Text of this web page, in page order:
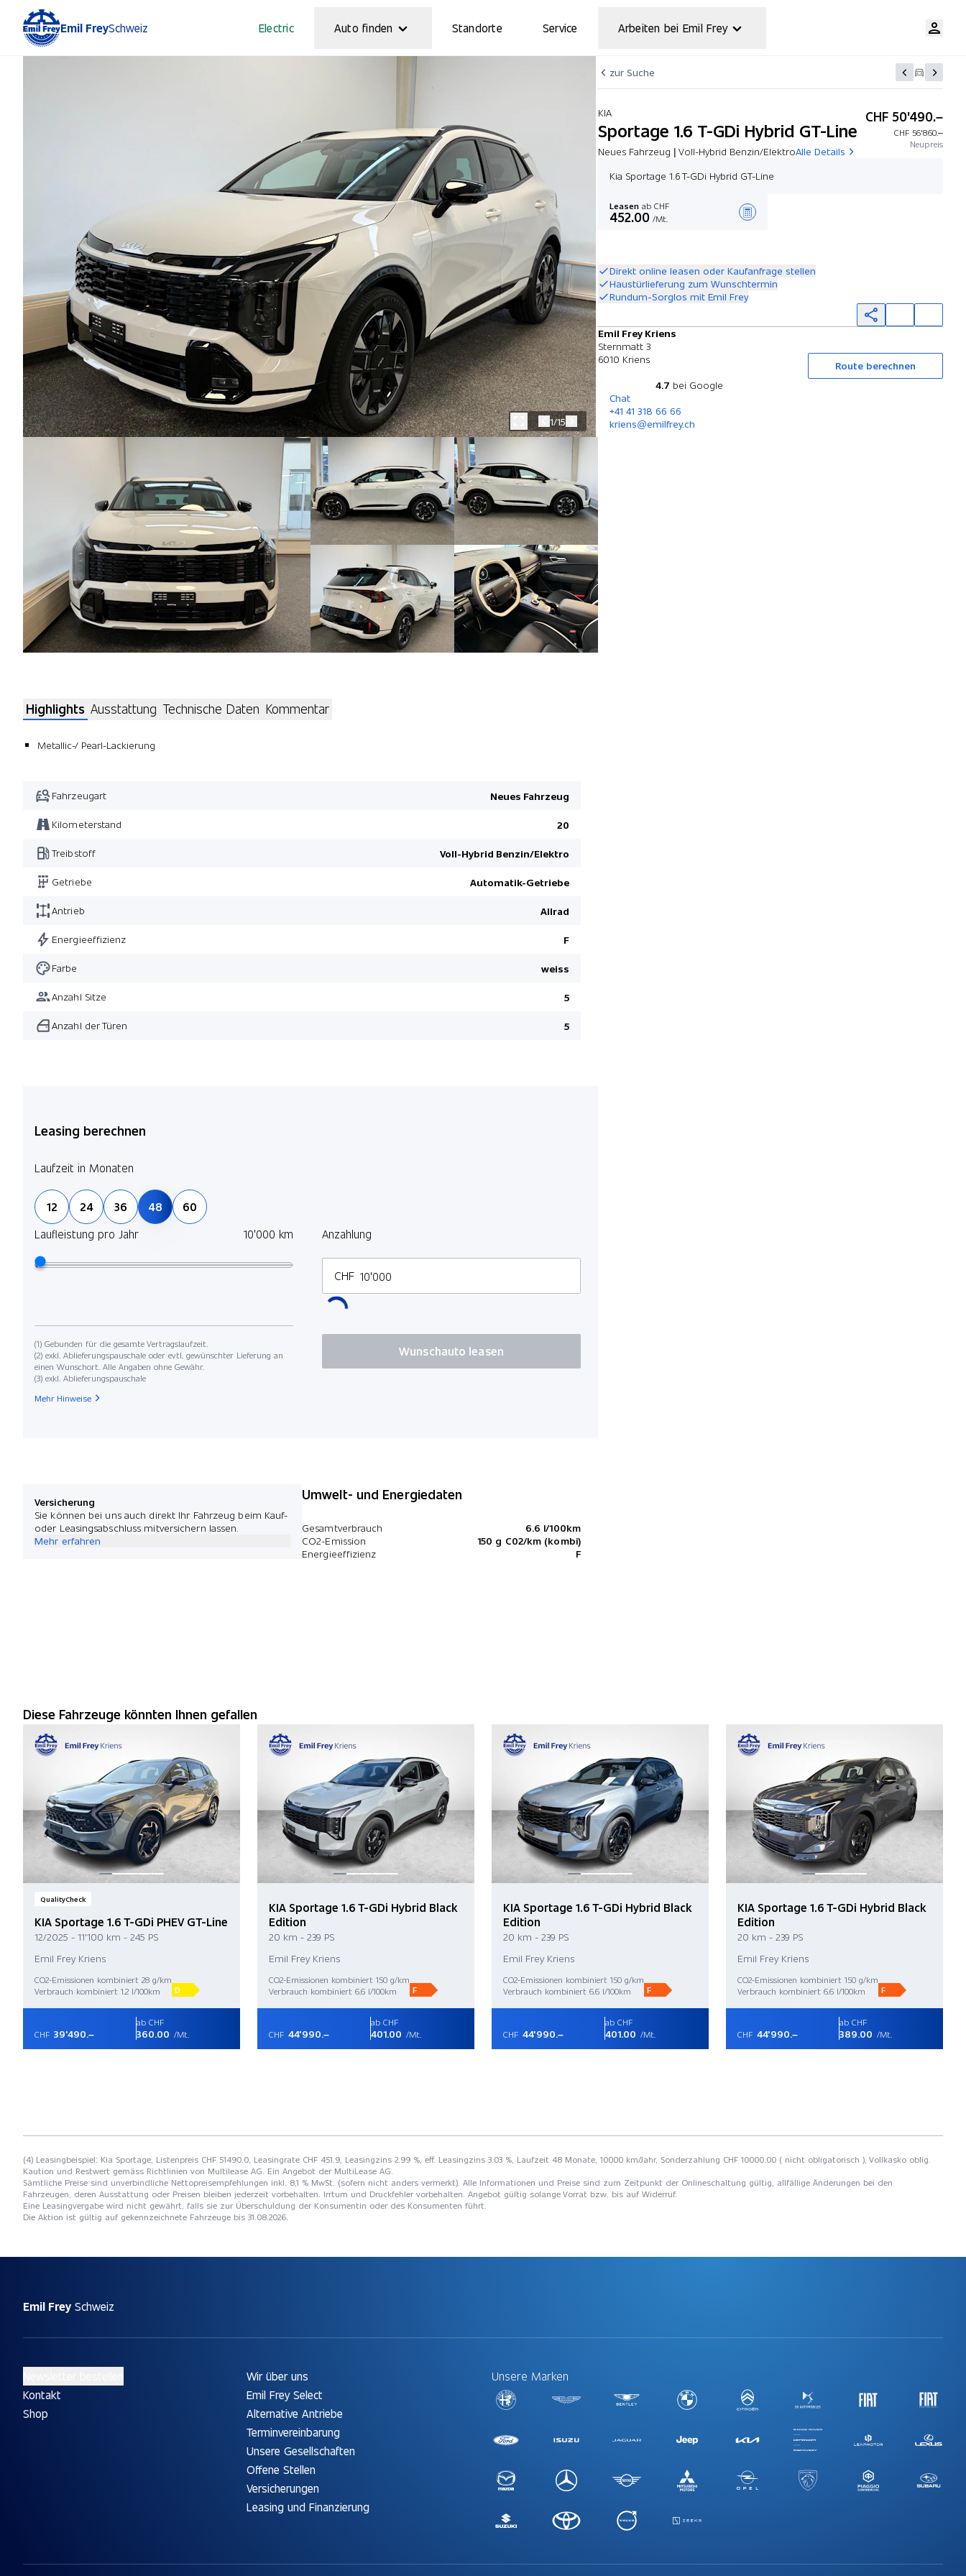
Emil FreySchweiz Electric Auto finden Standorte Service Arbeiten bei Emil Frey
zur Suche
KIA
Sportage 1.6 T-GDi Hybrid GT-Line
Neues Fahrzeug | Voll-Hybrid Benzin/ElektroAlle Details
CHF 50'490.–
CHF 56'860.–
Neupreis
Kia Sportage 1.6 T-GDi Hybrid GT-Line
Leasen ab CHF
452.00 /Mt.
Direkt online leasen oder Kaufanfrage stellen
Haustürlieferung zum Wunschtermin
Rundum-Sorglos mit Emil Frey
Emil Frey Kriens
Sternmatt 3
6010 Kriens
Route berechnen
4.7 bei Google
Chat
+41 41 318 66 66
kriens@emilfrey.ch
1/15
Highlights Ausstattung Technische Daten Kommentar
Metallic-/ Pearl-Lackierung
Fahrzeugart Neues Fahrzeug
Kilometerstand 20
Treibstoff Voll-Hybrid Benzin/Elektro
Getriebe Automatik-Getriebe
Antrieb Allrad
Energieeffizienz F
Farbe weiss
Anzahl Sitze 5
Anzahl der Türen 5
Leasing berechnen
Laufzeit in Monaten
12 24 36 48
60
Laufleistung pro Jahr
10'000 km Anzahlung
CHF
(1) Gebunden für die gesamte Vertragslaufzeit.
(2) exkl. Ablieferungspauschale oder evtl. gewünschter Lieferung an
einen Wunschort. Alle Angaben ohne Gewähr.
(3) exkl. Ablieferungspauschale
Wunschauto leasen
Mehr Hinweise
Versicherung
Sie können bei uns auch direkt Ihr Fahrzeug beim Kauf-
oder Leasingsabschluss mitversichern lassen.
Mehr erfahren
Umwelt- und Energiedaten
Gesamtverbrauch
6.6 l/100km
CO2-Emission
150 g C02/km (kombi)
Energieeffizienz
F
Diese Fahrzeuge könnten Ihnen gefallen
QualityCheck
KIA Sportage 1.6 T-GDi PHEV GT-Line
12/2025 - 11'100 km - 245 PS
Emil Frey Kriens
CO2-Emissionen kombiniert 28 g/km
Verbrauch kombiniert 1.2 l/100km
D
CHF 39'490.–
ab CHF
360.00 /Mt.
KIA Sportage 1.6 T-GDi Hybrid Black
Edition
20 km - 239 PS
Emil Frey Kriens
CO2-Emissionen kombiniert 150 g/km
Verbrauch kombiniert 6.6 l/100km
F
CHF 44'990.–
ab CHF
401.00 /Mt.
KIA Sportage 1.6 T-GDi Hybrid Black
Edition
20 km - 239 PS
Emil Frey Kriens
CO2-Emissionen kombiniert 150 g/km
Verbrauch kombiniert 6.6 l/100km
F
CHF 44'990.–
ab CHF
401.00 /Mt.
KIA Sportage 1.6 T-GDi Hybrid Black
Edition
20 km - 239 PS
Emil Frey Kriens
CO2-Emissionen kombiniert 150 g/km
Verbrauch kombiniert 6.6 l/100km
F
CHF 44'990.–
ab CHF
389.00 /Mt.
(4) Leasingbeispiel: Kia Sportage, Listenpreis CHF 51490.0, Leasingrate CHF 451.9, Leasingzins 2.99 %, eff. Leasingzins 3.03 %, Laufzeit 48 Monate, 10000 km/Jahr, Sonderzahlung CHF 10000.00 ( nicht obligatorisch ), Vollkasko oblig.
Kaution und Restwert gemäss Richtlinien von Multilease AG. Ein Angebot der MultiLease AG.
Sämtliche Preise sind unverbindliche Nettopreisempfehlungen inkl. 8,1 % MwSt. (sofern nicht anders vermerkt). Alle Informationen und Preise sind zum Zeitpunkt der Onlineschaltung gültig, allfällige Änderungen bei den
Fahrzeugen, deren Ausstattung oder Preisen bleiben jederzeit vorbehalten. Irrtum und Druckfehler vorbehalten. Angebot gültig solange Vorrat bzw. bis auf Widerruf.
Eine Leasingvergabe wird nicht gewährt, falls sie zur Überschuldung der Konsumentin oder des Konsumenten führt.
Die Aktion ist gültig auf gekennzeichnete Fahrzeuge bis 31.08.2026.
Emil Frey Schweiz
Kontakt
Shop
Wir über uns
Emil Frey Select
Alternative Antriebe
Terminvereinbarung
Unsere Gesellschaften
Offene Stellen
Versicherungen
Leasing und Finanzierung
Unsere Marken